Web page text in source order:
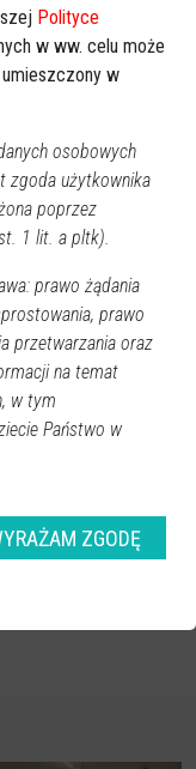
Niepełnosprawni
Czerwin
Polityce
w ww. celu może
w
osobowych
zgoda użytkownika
poprzez
1 lit. a pltk).
prawo żądania
prawo
przetwarzania oraz
na temat
w tym
Państwo w
ZGODĘ